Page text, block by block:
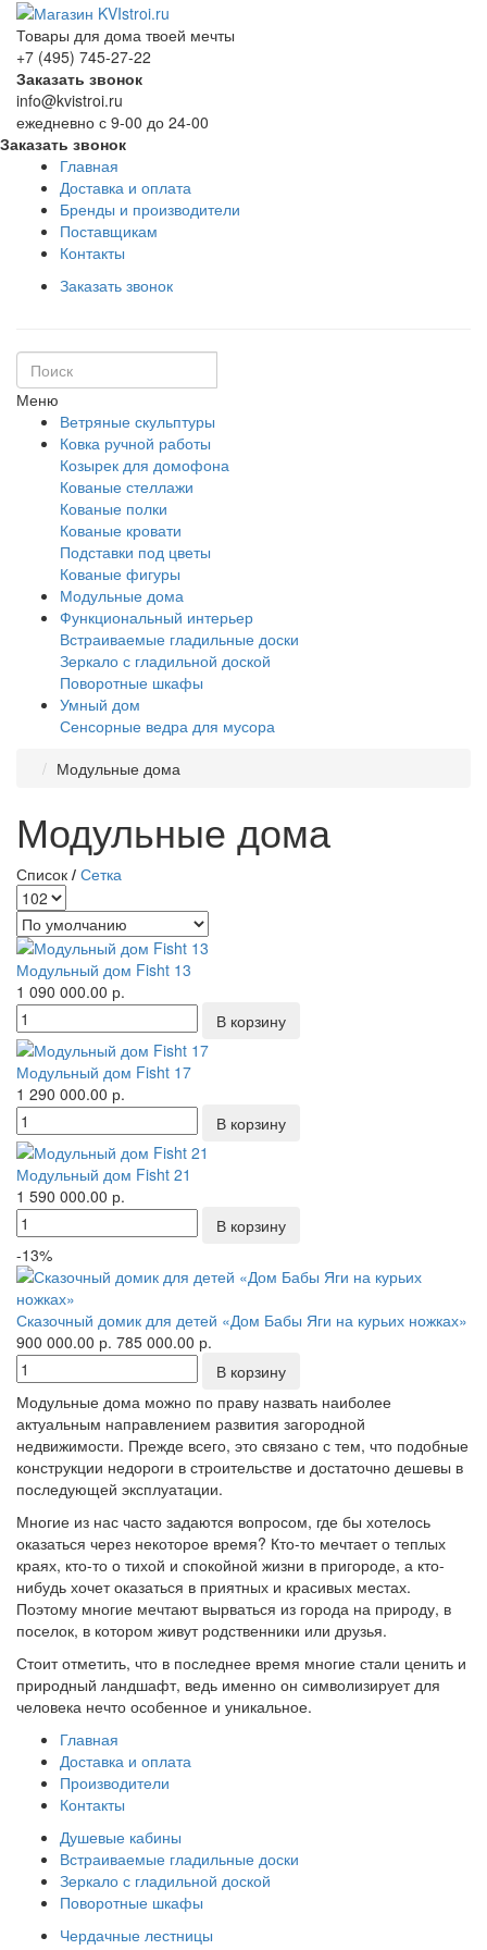
Товары для дома твоей мечты
+7 (495) 745-27-22
Заказать звонок
info@kvistroi.ru
ежедневно с 9-00 до 24-00
Заказать звонок
Главная
Доставка и оплата
Бренды и производители
Поставщикам
Контакты
Заказать звонок
Меню
Ветряные скульптуры
Ковка ручной работы
Козырек для домофона
Кованые стеллажи
Кованые полки
Кованые кровати
Подставки под цветы
Кованые фигуры
Модульные дома
Функциональный интерьер
Встраиваемые гладильные доски
Зеркало с гладильной доской
Поворотные шкафы
Умный дом
Сенсорные ведра для мусора
Модульные дома
Модульные дома
Список / Сетка
Модульный дом Fisht 13
1 090 000.00 р.
Модульный дом Fisht 17
1 290 000.00 р.
Модульный дом Fisht 21
1 590 000.00 р.
-13%
Сказочный домик для детей «Дом Бабы Яги на курьих ножках»
900 000.00 р. 785 000.00 р.
Модульные дома можно по праву назвать наиболее
актуальным направлением развития загородной
недвижимости. Прежде всего, это связано с тем, что подобные
конструкции недороги в строительстве и достаточно дешевы в
последующей эксплуатации.
Многие из нас часто задаются вопросом, где бы хотелось
оказаться через некоторое время? Кто-то мечтает о теплых
краях, кто-то о тихой и спокойной жизни в пригороде, а кто-
нибудь хочет оказаться в приятных и красивых местах.
Поэтому многие мечтают вырваться из города на природу, в
поселок, в котором живут родственники или друзья.
Стоит отметить, что в последнее время многие стали ценить и
природный ландшафт, ведь именно он символизирует для
человека нечто особенное и уникальное.
Главная
Доставка и оплата
Производители
Контакты
Душевые кабины
Встраиваемые гладильные доски
Зеркало с гладильной доской
Поворотные шкафы
Чердачные лестницы